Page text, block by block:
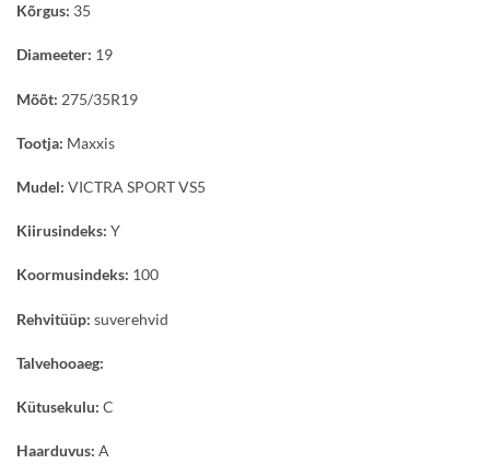
Kõrgus: 35
Diameeter: 19
Mõõt: 275/35R19
Tootja: Maxxis
Mudel: VICTRA SPORT VS5
Kiirusindeks: Y
Koormusindeks: 100
Rehvitüüp: suverehvid
Talvehooaeg:
Kütusekulu: C
Haarduvus: A